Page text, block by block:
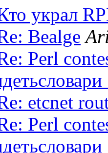
украл
Bealge
Perl
etcnet
Perl